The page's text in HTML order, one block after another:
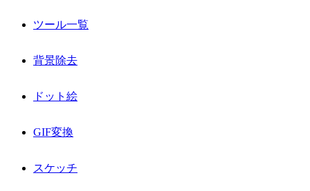
ツール一覧
背景除去
ドット絵
GIF変換
スケッチ